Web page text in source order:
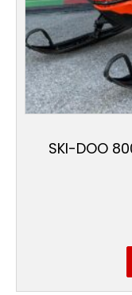
SKI-DOO